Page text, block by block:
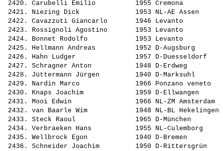
2420. Carubelli Emilio
1955 Cremona
2421. Niezing Dick
1953 NL-AE Assen
2422. Cavazzuti Giancarlo
1946 Levanto
2423. Rossignoli Agostino
1953 Levanto
2424. Bonnet Rodolfo
1953 Levanto
2425. Hellmann Andreas
1952 D-Augsburg
2426. Hahn Ludger
1957 D-
2427. Schragner Anton
1948 D-Erdweg
2428. Jüttermann Jürgen
1940 D-Marksuhl
2429. Nardin Marco
1966 Ponzano
2430. Knaps Joachim
1959 D-Ellwangen
2431. Mooi Edwin
1966 NL-ZM
2432. van Baarle Wim
1948 NL-BL
2433. Steck Raoul
1965 D-München
2434. Verbraeken Hans
1955 NL-
2435. Wellbrock Egon
1940 D-Bremen
2436. Schneider Joachim
1950 D-Rittersgrün